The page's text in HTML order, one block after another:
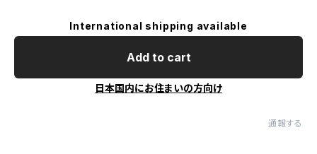
International shipping available
Add to cart
日本国内にお住まいの方向け
通報する